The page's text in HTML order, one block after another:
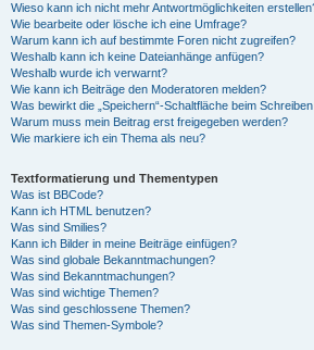
Wieso kann ich nicht mehr Antwortmöglichkeiten
Wie bearbeite oder lösche ich eine Umfrage?
Warum kann ich auf bestimmte Foren nicht zugreifen?
Weshalb kann ich keine Dateianhänge anfügen?
Weshalb wurde ich verwarnt?
Wie kann ich Beiträge den Moderatoren melden?
Was bewirkt die „Speichern“-Schaltfläche beim
Warum muss mein Beitrag erst freigegeben werden?
Wie markiere ich ein Thema als neu?
Textformatierung und Thementypen
Was ist BBCode?
Kann ich HTML benutzen?
Was sind Smilies?
Kann ich Bilder in meine Beiträge einfügen?
Was sind globale Bekanntmachungen?
Was sind Bekanntmachungen?
Was sind wichtige Themen?
Was sind geschlossene Themen?
Was sind Themen-Symbole?